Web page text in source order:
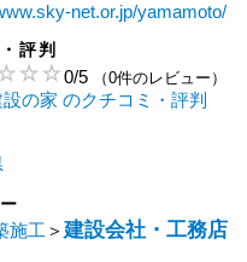
net.or.jp/yamamoto/
評判
0/5 （0件のレビュー）
の家 のクチコミ・評判
施工 ＞ 建設会社・工務店